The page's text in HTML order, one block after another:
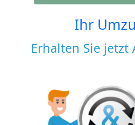
Ihr
Erhalten Sie jetzt